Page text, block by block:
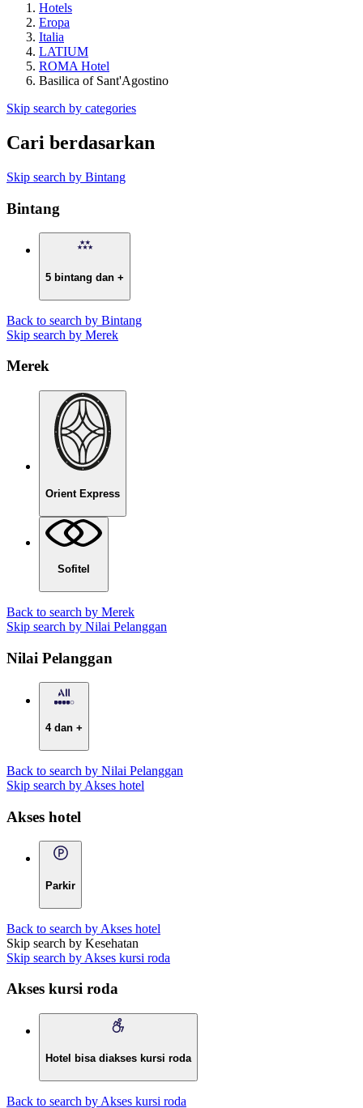
Hotels
Eropa
Italia
LATIUM
ROMA Hotel
Basilica of Sant'Agostino
Skip search by categories
Cari berdasarkan
Skip search by Bintang
Bintang
5 bintang dan +
Back to search by Bintang
Skip search by Merek
Merek
Orient Express
Sofitel
Back to search by Merek
Skip search by Nilai Pelanggan
Nilai Pelanggan
4 dan +
Back to search by Nilai Pelanggan
Skip search by Akses hotel
Akses hotel
Parkir
Back to search by Akses hotel
Skip search by Kesehatan
Skip search by Akses kursi roda
Akses kursi roda
Hotel bisa diakses kursi roda
Back to search by Akses kursi roda